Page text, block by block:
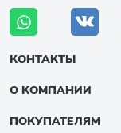
КОНТАКТЫ
О КОМПАНИИ
ПОКУПАТЕЛЯМ